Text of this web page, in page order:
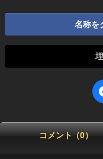
名称を
コメント（0）